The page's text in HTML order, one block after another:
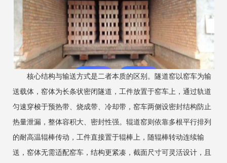
核心结构与输送方式是二者本质的区别。隧道窑以窑车为输
送载体，窑体为长条状密闭隧道，工件放置于窑车上，通过轨道
匀速穿梭于预热带、烧成带、冷却带，窑车两侧设密封结构防止
热量泄漏，整体容积大、密封性强。辊道窑则依靠多根平行排列
的耐高温辊棒传动，工件直接置于辊棒上，随辊棒转动连续输
送，窑体无需适配窑车，结构更紧凑，截面尺寸可灵活设计，且